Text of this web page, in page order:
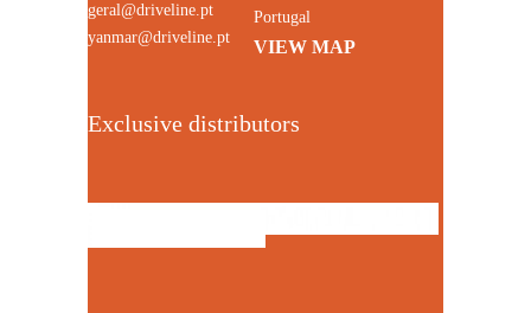
geral@driveline.pt
yanmar@driveline.pt
Portugal
VIEW MAP
Exclusive distributors